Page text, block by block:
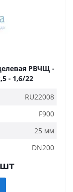
РВЧЩ -
- 1,6/22
RU22008
F900
25 мм
DN200